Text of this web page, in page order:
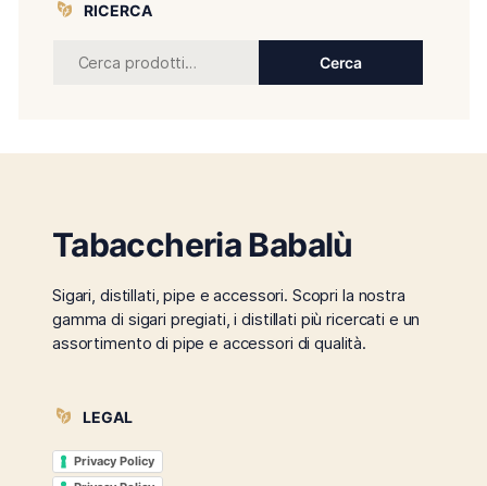
RICERCA
Cerca
Tabaccheria Babalù
Sigari, distillati, pipe e accessori. Scopri la nostra
gamma di sigari pregiati, i distillati più ricercati e un
assortimento di pipe e accessori di qualità.
LEGAL
Privacy Policy